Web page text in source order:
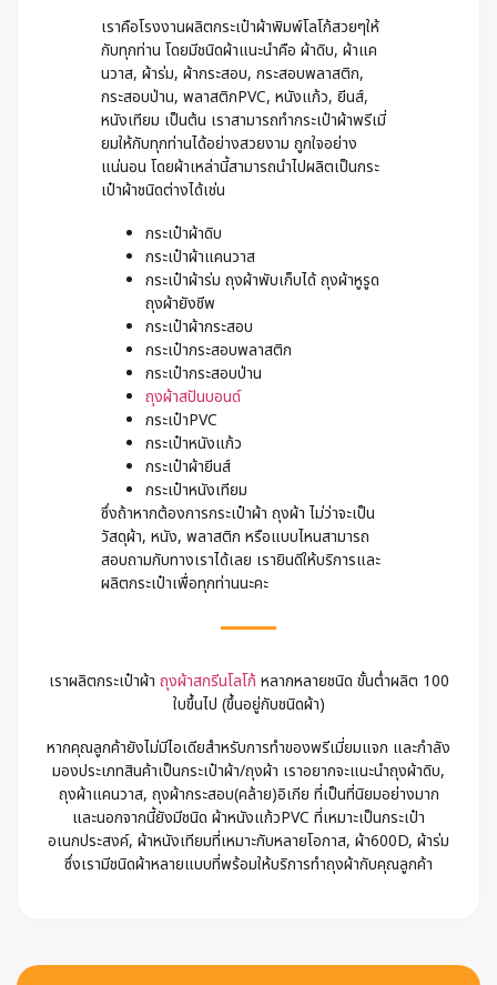
เราคือโรงงานผลิตกระเป๋าผ้าพิมพ์โลโก้สวยๆให้
กับทุกท่าน โดยมีชนิดผ้าแนะนำคือ ผ้าดิบ, ผ้าแค
นวาส, ผ้าร่ม, ผ้ากระสอบ, กระสอบพลาสติก,
กระสอบป่าน, พลาสติกPVC, หนังแก้ว, ยีนส์,
หนังเทียม เป็นต้น เราสามารถทำกระเป๋าผ้าพรีเมี่
ยมให้กับทุกท่านได้อย่างสวยงาม ถูกใจอย่าง
แน่นอน โดยผ้าเหล่านี้สามารถนำไปผลิตเป็นกระ
เป๋าผ้าชนิดต่างได้เช่น
กระเป๋าผ้าดิบ
กระเป๋าผ้าแคนวาส
กระเป๋าผ้าร่ม ถุงผ้าพับเก็บได้ ถุงผ้าหูรูด
ถุงผ้ายังชีพ
กระเป๋าผ้ากระสอบ
กระเป๋ากระสอบพลาสติก
กระเป๋ากระสอบป่าน
ถุงผ้าสปันบอนด์
กระเป๋าPVC
กระเป๋าหนังแก้ว
กระเป๋าผ้ายีนส์
กระเป๋าหนังเทียม
ซึ่งถ้าหากต้องการกระเป๋าผ้า ถุงผ้า ไม่ว่าจะเป็น
วัสดุผ้า, หนัง, พลาสติก หรือแบบไหนสามารถ
สอบถามกับทางเราได้เลย เรายินดีให้บริการและ
ผลิตกระเป๋าเพื่อทุกท่านนะคะ
เราผลิตกระเป๋าผ้า ถุงผ้าสกรีนโลโก้ หลากหลายชนิด ขั้นต่ำผลิต 100
ใบขึ้นไป (ขึ้นอยู่กับชนิดผ้า)
หากคุณลูกค้ายังไม่มีไอเดียสำหรับการทำของพรีเมี่ยมแจก และกำลัง
มองประเภทสินค้าเป็นกระเป๋าผ้า/ถุงผ้า เราอยากจะแนะนำถุงผ้าดิบ,
ถุงผ้าแคนวาส, ถุงผ้ากระสอบ(คล้าย)อิเกีย ที่เป็นที่นิยมอย่างมาก
และนอกจากนี้ยังมีชนิด ผ้าหนังแก้วPVC ที่เหมาะเป็นกระเป๋า
อเนกประสงค์, ผ้าหนังเทียมที่เหมาะกับหลายโอกาส, ผ้า600D, ผ้าร่ม
ซึ่งเรามีชนิดผ้าหลายแบบที่พร้อมให้บริการทำถุงผ้ากับคุณลูกค้า